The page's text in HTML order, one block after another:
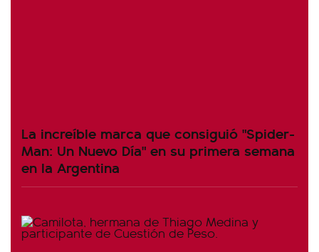
La increíble marca que consiguió "Spider-
Man: Un Nuevo Día" en su primera semana
en la Argentina